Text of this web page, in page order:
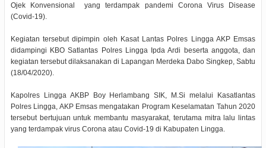
Ojek Konvensional yang terdampak pandemi Corona Virus Disease
(Covid-19).
Kegiatan tersebut dipimpin oleh Kasat Lantas Polres Lingga AKP Emsas
didampingi KBO Satlantas Polres Lingga Ipda Ardi beserta anggota, dan
kegiatan tersebut dilaksanakan di Lapangan Merdeka Dabo Singkep, Sabtu
(18/04/2020).
Kapolres Lingga AKBP Boy Herlambang SIK, M.Si melalui Kasatlantas
Polres Lingga, AKP Emsas mengatakan Program Keselamatan Tahun 2020
tersebut bertujuan untuk membantu masyarakat, terutama mitra lalu lintas
yang terdampak virus Corona atau Covid-19 di Kabupaten Lingga.